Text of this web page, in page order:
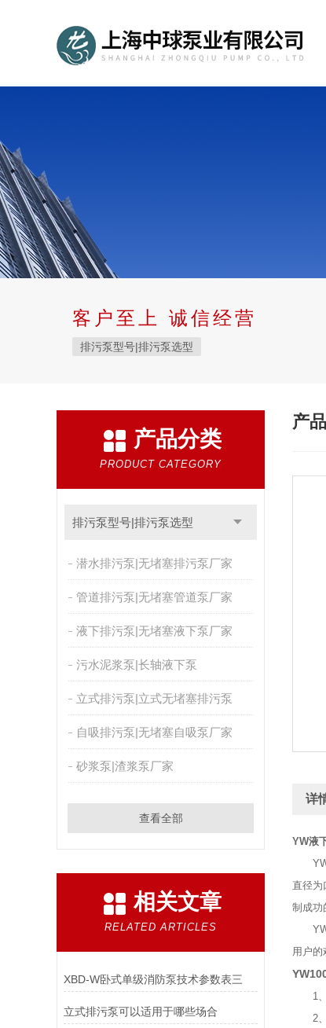
客户至上 诚信经营
排污泵型号|排污泵选型
产品分类
PRODUCT CATEGORY
排污泵型号|排污泵选型
潜水排污泵|无堵塞排污泵厂家
管道排污泵|无堵塞管道泵厂家
液下排污泵|无堵塞液下泵厂家
污水泥浆泵|长轴液下泵
立式排污泵|立式无堵塞排污泵
自吸排污泵|无堵塞自吸泵厂家
砂浆泵|渣浆泵厂家
查看全部
相关文章
RELATED ARTICLES
XBD-W卧式单级消防泵技术参数表三
立式排污泵可以适用于哪些场合
产
详
YW液
YW
直径为
制成功
YW
用户的
1、
2、